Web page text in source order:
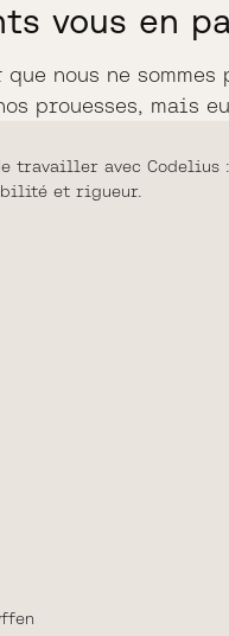
vous en
nous ne sommes
prouesses, mais
travailler avec Codelius :
et rigueur.